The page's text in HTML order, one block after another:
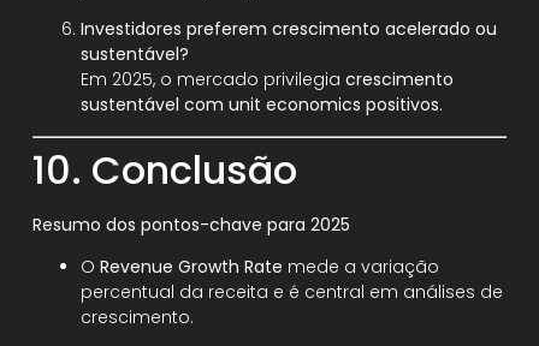
Investidores preferem crescimento acelerado ou
sustentável?
Em 2025, o mercado privilegia crescimento
sustentável com unit economics positivos.
10. Conclusão
Resumo dos pontos-chave para 2025
O Revenue Growth Rate mede a variação
percentual da receita e é central em análises de
crescimento.